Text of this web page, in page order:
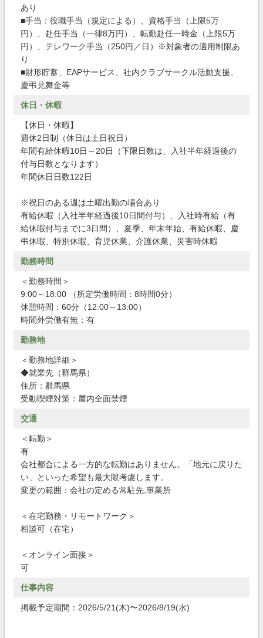
あり
■手当：役職手当（規定による）、資格手当（上限5万
円）、赴任手当（一律8万円）、転勤赴任一時金（上限5万
円）、テレワーク手当（250円／日）※対象者の適用制限あ
り
■財形貯蓄、EAPサービス、社内クラブサークル活動支援、
慶弔見舞金等
休日・休暇
【休日・休暇】
週休2日制（休日は土日祝日）
年間有給休暇10日～20日（下限日数は、入社半年経過後の
付与日数となります）
年間休日日数122日
※祝日のある週は土曜出勤の場合あり
有給休暇（入社半年経過後10日間付与）、入社時有給（有
給休暇付与までに3日間）、夏季、年末年始、有給休暇、慶
弔休暇、特別休暇、育児休業、介護休業、災害時休暇
勤務時間
＜勤務時間＞
9:00～18:00 （所定労働時間：8時間0分）
休憩時間：60分（12:00～13:00）
時間外労働有無：有
勤務地
＜勤務地詳細＞
◆就業先（群馬県）
住所：群馬県
受動喫煙対策：屋内全面禁煙
交通
＜転勤＞
有
会社都合による一方的な転勤はありません。「地元に戻りた
い」といった希望も最大限考慮します。
変更の範囲：会社の定める常駐先,事業所
＜在宅勤務・リモートワーク＞
相談可（在宅）
＜オンライン面接＞
可
仕事内容
掲載予定期間：2026/5/21(木)〜2026/8/19(水)